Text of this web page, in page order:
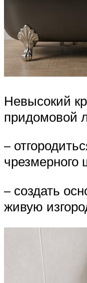
Невысокий
придомовой
–
чрезмерного
– создать
живую